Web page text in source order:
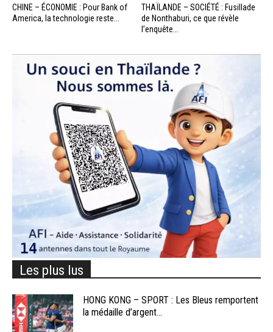
CHINE – ÉCONOMIE : Pour Bank of
America, la technologie reste...
THAÏLANDE – SOCIÉTÉ : Fusillade
de Nonthaburi, ce que révèle
l’enquête...
Les plus lus
HONG KONG – SPORT : Les Bleus remportent
la médaille d’argent...